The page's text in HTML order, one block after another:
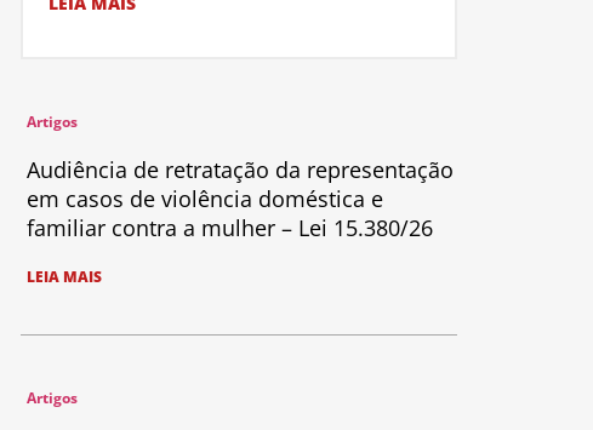
Artigos
Audiência de retratação da representação
em casos de violência doméstica e
familiar contra a mulher – Lei 15.380/26
LEIA MAIS
Artigos